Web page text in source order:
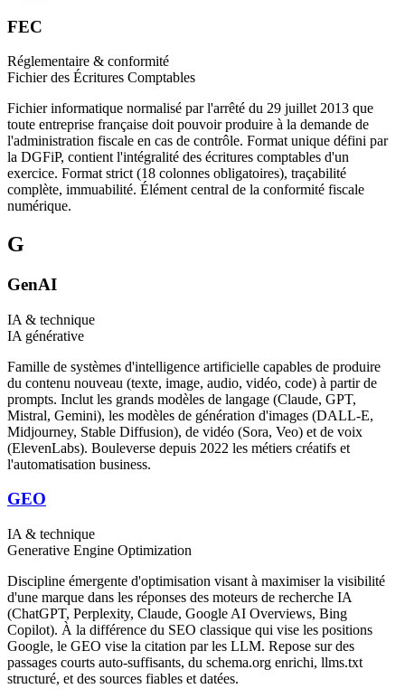
FEC
Réglementaire & conformité
Fichier des Écritures Comptables
Fichier informatique normalisé par l'arrêté du 29 juillet 2013 que
toute entreprise française doit pouvoir produire à la demande de
l'administration fiscale en cas de contrôle. Format unique défini par
la DGFiP, contient l'intégralité des écritures comptables d'un
exercice. Format strict (18 colonnes obligatoires), traçabilité
complète, immuabilité. Élément central de la conformité fiscale
numérique.
G
GenAI
IA & technique
IA générative
Famille de systèmes d'intelligence artificielle capables de produire
du contenu nouveau (texte, image, audio, vidéo, code) à partir de
prompts. Inclut les grands modèles de langage (Claude, GPT,
Mistral, Gemini), les modèles de génération d'images (DALL-E,
Midjourney, Stable Diffusion), de vidéo (Sora, Veo) et de voix
(ElevenLabs). Bouleverse depuis 2022 les métiers créatifs et
l'automatisation business.
GEO
IA & technique
Generative Engine Optimization
Discipline émergente d'optimisation visant à maximiser la visibilité
d'une marque dans les réponses des moteurs de recherche IA
(ChatGPT, Perplexity, Claude, Google AI Overviews, Bing
Copilot). À la différence du SEO classique qui vise les positions
Google, le GEO vise la citation par les LLM. Repose sur des
passages courts auto-suffisants, du schema.org enrichi, llms.txt
structuré, et des sources fiables et datées.